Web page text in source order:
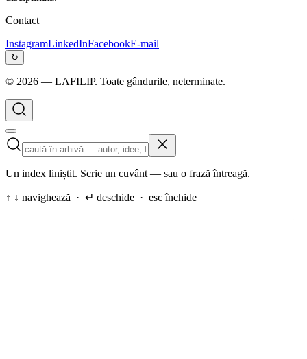
Contact
InstagramLinkedInFacebookE-mail
↻
© 2026 — LAFILIP. Toate gândurile, neterminate.
Un index liniștit. Scrie un cuvânt — sau o frază întreagă.
↑ ↓ navighează · ↵ deschide · esc închide